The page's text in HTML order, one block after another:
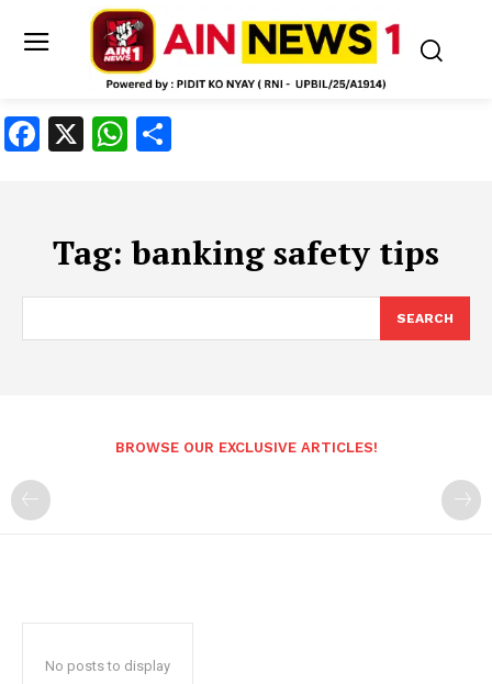
Facebook
X WhatsApp
Tag:banking safety tips
SEARCH
BROWSE OUR EXCLUSIVE ARTICLES!
No posts to display